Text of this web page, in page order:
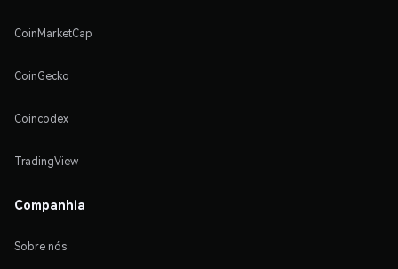
CoinMarketCap
CoinGecko
Coincodex
TradingView
Companhia
Sobre nós